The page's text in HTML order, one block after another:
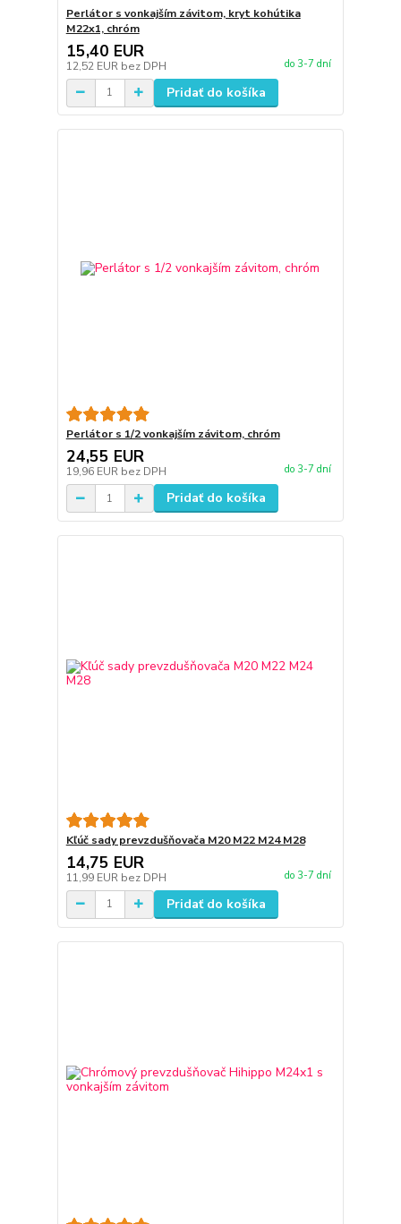
Perlátor s vonkajším závitom, kryt kohútika
M22x1, chróm
15,40 EUR
12,52 EUR bez DPH do 3-7 dní
Pridať do košíka
Perlátor s 1/2 vonkajším závitom, chróm
24,55 EUR
19,96 EUR bez DPH do 3-7 dní
Pridať do košíka
Kľúč sady prevzdušňovača M20 M22 M24 M28
14,75 EUR
11,99 EUR bez DPH do 3-7 dní
Pridať do košíka